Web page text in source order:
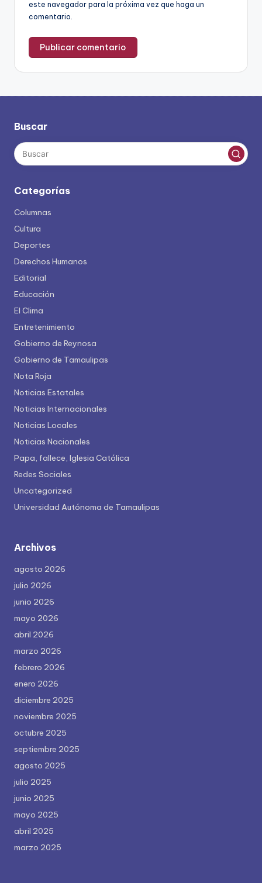
este navegador para la próxima vez que haga un
comentario.
Buscar
Categorías
Columnas
Cultura
Deportes
Derechos Humanos
Editorial
Educación
El Clima
Entretenimiento
Gobierno de Reynosa
Gobierno de Tamaulipas
Nota Roja
Noticias Estatales
Noticias Internacionales
Noticias Locales
Noticias Nacionales
Papa, fallece, Iglesia Católica
Redes Sociales
Uncategorized
Universidad Autónoma de Tamaulipas
Archivos
agosto 2026
julio 2026
junio 2026
mayo 2026
abril 2026
marzo 2026
febrero 2026
enero 2026
diciembre 2025
noviembre 2025
octubre 2025
septiembre 2025
agosto 2025
julio 2025
junio 2025
mayo 2025
abril 2025
marzo 2025